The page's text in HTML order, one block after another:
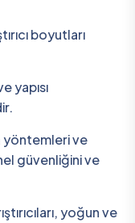
boyutları
yapısı
yöntemleri ve
güvenliğini ve
yoğun ve